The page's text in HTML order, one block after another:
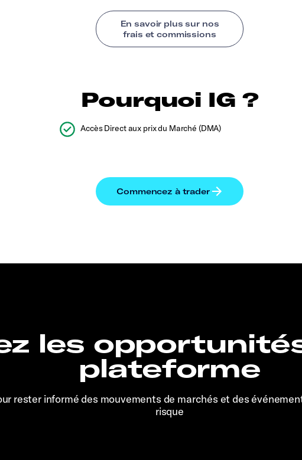
Pourquoi IG ?
Accès Direct aux prix du Marché (DMA)
les
plateforme
rester informé des mouvements de marchés et des
risque